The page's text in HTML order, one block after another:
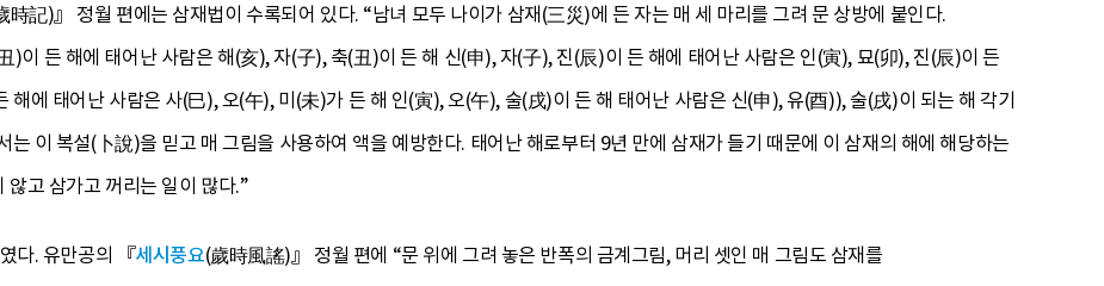
時記)』 정월 편에는 삼재법이 수록되어 있다. “남녀 모두 나이가 삼재(三災)에 든 자는 매 세 마리를 그려 문 상방에 붙인다.
)이 든 해에 태어난 사람은 해(亥), 자(子), 축(丑)이 든 해 신(申), 자(子), 진(辰)이 든 해에 태어난 사람은 인(寅), 묘(卯), 진(辰)이 든
해에 태어난 사람은 사(巳), 오(午), 미(未)가 든 해 인(寅), 오(午), 술(戌)이 든 해 태어난 사람은 신(申), 유(酉)), 술(戌)이 되는 해 각기
는 이 복설(卜說)을 믿고 매 그림을 사용하여 액을 예방한다. 태어난 해로부터 9년 만에 삼재가 들기 때문에 이 삼재의 해에 해당하는
고 삼가고 꺼리는 일이 많다.”
다. 유만공의 『세시풍요(歲時風謠)』 정월 편에 “문 위에 그려 놓은 반폭의 금계그림, 머리 셋인 매 그림도 삼재를